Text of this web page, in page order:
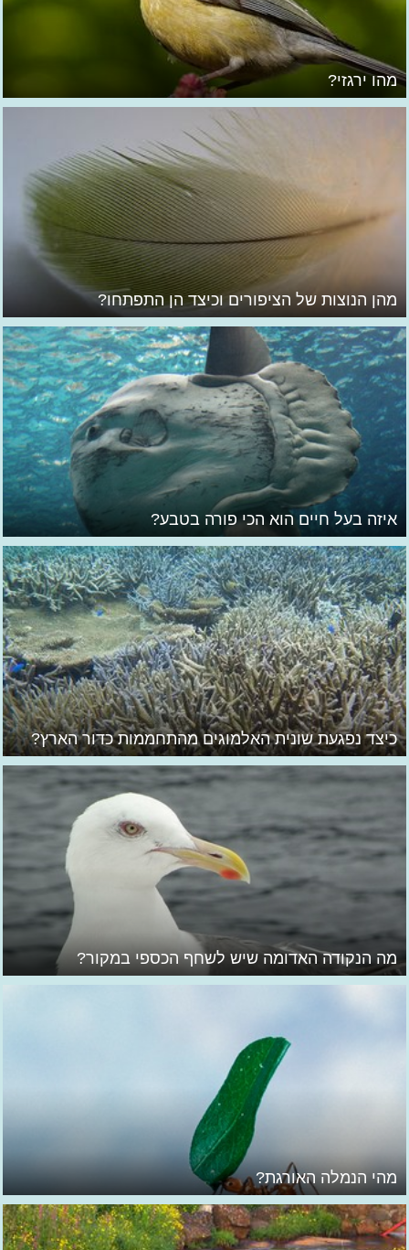
מהו ירגזי?
מהן הנוצות של הציפורים וכיצד הן התפתחו?
איזה בעל חיים הוא הכי פורה בטבע?
כיצד נפגעת שונית האלמוגים מהתחממות כדור הארץ?
מה הנקודה האדומה שיש לשחף הכספי במקור?
מהי הנמלה האורגת?